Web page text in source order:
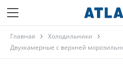
Главная
Холодильники
Двухкамерные с верхней